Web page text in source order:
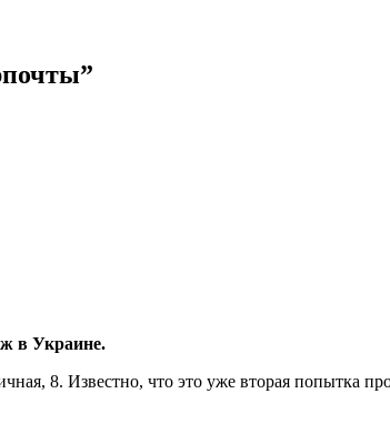
в Украине.
8. Известно, что это уже вторая попытка